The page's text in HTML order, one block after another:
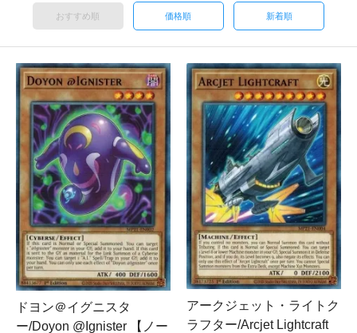
おすすめ順 価格順 新着順
ドヨン＠イグニスタ
ー/Doyon @Ignister 【ノー
アークジェット・ライトク
ラフター/Arcjet Lightcraft